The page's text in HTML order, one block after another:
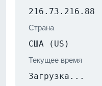
216.73.216.88
Страна
США (US)
Текущее время
Загрузка...